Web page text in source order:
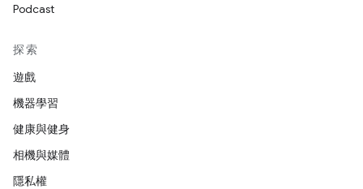
Podcast
探索
遊戲
機器學習
健康與健身
相機與媒體
隱私權